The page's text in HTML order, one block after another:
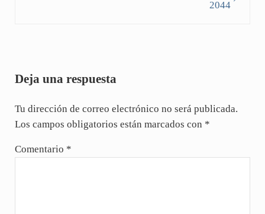
2044
Deja una respuesta
Tu dirección de correo electrónico no será publicada.
Los campos obligatorios están marcados con *
Comentario *